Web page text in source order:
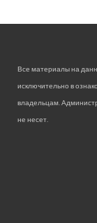
Все материалы на
исключительно в
владельцам.
не несет.